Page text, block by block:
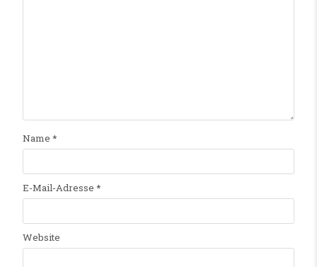
Name *
E-Mail-Adresse *
Website